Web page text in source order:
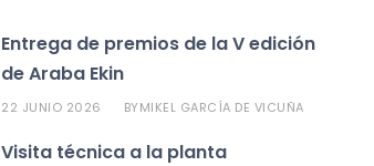
Entrega de premios de la V edición
de Araba Ekin
22 JUNIO 2026 BYMIKEL GARCÍA DE VICUÑA
Visita técnica a la planta